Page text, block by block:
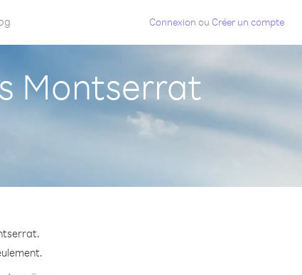
Connexion ou Créer un compte
Montserrat